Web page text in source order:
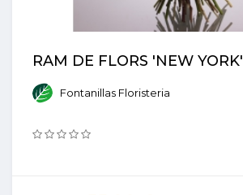
RAM DE FLORS 'NEW YORK'
Fontanillas Floristeria